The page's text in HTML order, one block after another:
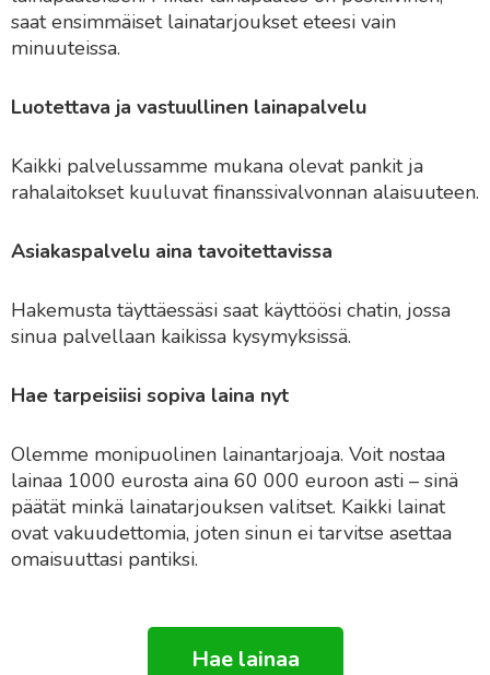
saat ensimmäiset lainatarjoukset eteesi vain
minuuteissa.
Luotettava ja vastuullinen lainapalvelu
Kaikki palvelussamme mukana olevat pankit ja
rahalaitokset kuuluvat finanssivalvonnan alaisuuteen.
Asiakaspalvelu aina tavoitettavissa
Hakemusta täyttäessäsi saat käyttöösi chatin, jossa
sinua palvellaan kaikissa kysymyksissä.
Hae tarpeisiisi sopiva laina nyt
Olemme monipuolinen lainantarjoaja. Voit nostaa
lainaa 1000 eurosta aina 60 000 euroon asti – sinä
päätät minkä lainatarjouksen valitset. Kaikki lainat
ovat vakuudettomia, joten sinun ei tarvitse asettaa
omaisuuttasi pantiksi.
Hae lainaa